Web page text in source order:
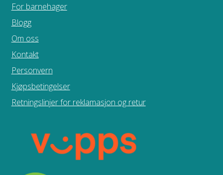
For barnehager
Blogg
Om oss
Kontakt
Personvern
Kjøpsbetingelser
Retningslinjer for reklamasjon og retur